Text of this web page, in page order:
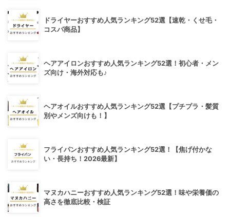
ドライヤーおすすめ人気ランキング52選【速乾・くせ毛・
コスパ商品】
ヘアアイロンおすすめ人気ランキング52選！初心者・メン
ズ向け・海外対応も♪
ヘアオイルおすすめ人気ランキング52選【プチプラ・髪質
別やメンズ向けも！】
フライパンおすすめ人気ランキング52選！【焦げ付かな
い・長持ち！2026最新】
マヌカハニーおすすめ人気ランキング52選！味や栄養価の
高さを徹底比較・検証